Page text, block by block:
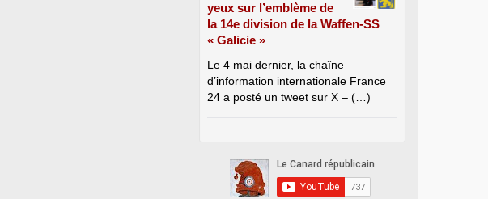
yeux sur l’emblème de
la 14e division de la Waffen-SS
« Galicie »
Le 4 mai dernier, la chaîne
d’information internationale France
24 a posté un tweet sur X – (…)